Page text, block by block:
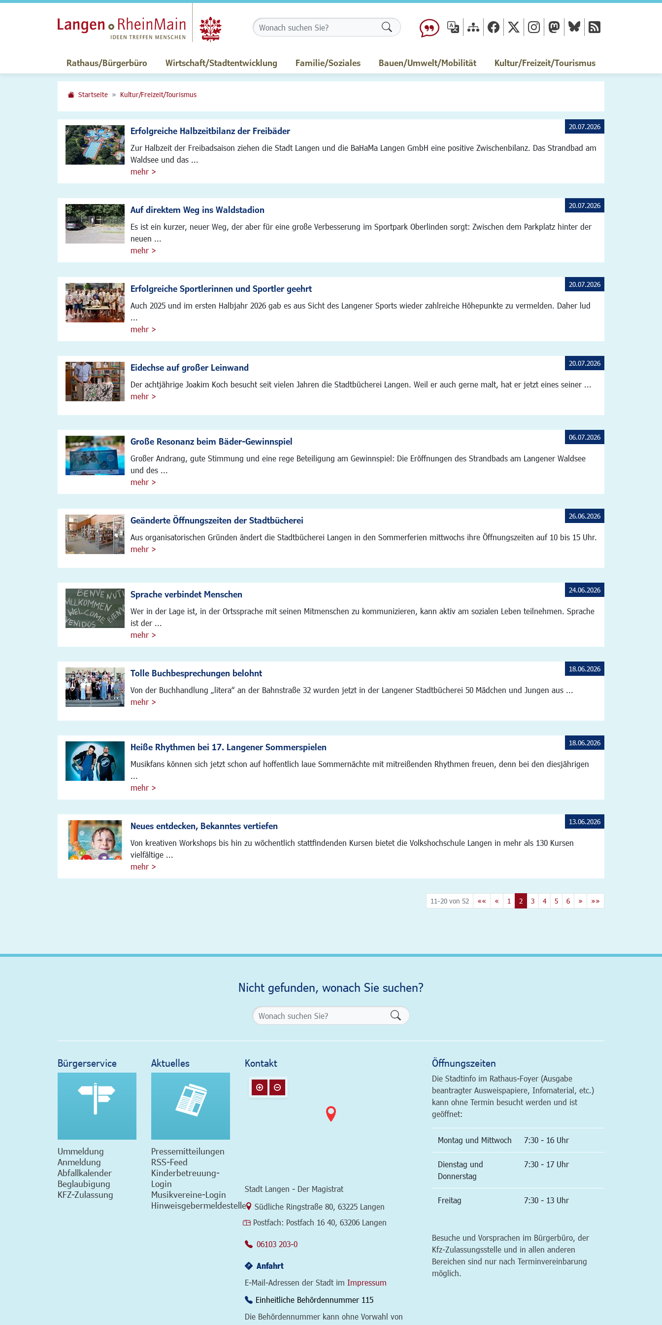
Formularschaltfläche
Rathaus/Bürgerbüro Wirtschaft/Stadtentwicklung Familie/Soziales Bauen/Umwelt/Mobilität Kultur/Freizeit/Tourismus
Startseite Kultur/Freizeit/Tourismus
Erfolgreiche Halbzeitbilanz der Freibäder
Zur Halbzeit der Freibadsaison ziehen die Stadt Langen und die BaHaMa Langen GmbH eine positive Zwischenbilanz. Das Strandbad am
Waldsee und das ...
mehr >
20.07.2026
Auf direktem Weg ins Waldstadion
Es ist ein kurzer, neuer Weg, der aber für eine große Verbesserung im Sportpark Oberlinden sorgt: Zwischen dem Parkplatz hinter der
neuen ...
mehr >
20.07.2026
Erfolgreiche Sportlerinnen und Sportler geehrt
Auch 2025 und im ersten Halbjahr 2026 gab es aus Sicht des Langener Sports wieder zahlreiche Höhepunkte zu vermelden. Daher lud
...
mehr >
20.07.2026
Eidechse auf großer Leinwand
Der achtjährige Joakim Koch besucht seit vielen Jahren die Stadtbücherei Langen. Weil er auch gerne malt, hat er jetzt eines seiner ...
mehr >
20.07.2026
Große Resonanz beim Bäder-Gewinnspiel
Großer Andrang, gute Stimmung und eine rege Beteiligung am Gewinnspiel: Die Eröffnungen des Strandbads am Langener Waldsee
und des ...
mehr >
06.07.2026
Geänderte Öffnungszeiten der Stadtbücherei
Aus organisatorischen Gründen ändert die Stadtbücherei Langen in den Sommerferien mittwochs ihre Öffnungszeiten auf 10 bis 15 Uhr.
mehr >
26.06.2026
Sprache verbindet Menschen
Wer in der Lage ist, in der Ortssprache mit seinen Mitmenschen zu kommunizieren, kann aktiv am sozialen Leben teilnehmen. Sprache
ist der ...
mehr >
24.06.2026
Tolle Buchbesprechungen belohnt
Von der Buchhandlung „litera“ an der Bahnstraße 32 wurden jetzt in der Langener Stadtbücherei 50 Mädchen und Jungen aus ...
mehr >
18.06.2026
Heiße Rhythmen bei 17. Langener Sommerspielen
Musikfans können sich jetzt schon auf hoffentlich laue Sommernächte mit mitreißenden Rhythmen freuen, denn bei den diesjährigen
...
mehr >
18.06.2026
Neues entdecken, Bekanntes vertiefen
Von kreativen Workshops bis hin zu wöchentlich stattfindenden Kursen bietet die Volkshochschule Langen in mehr als 130 Kursen
vielfältige ...
mehr >
13.06.2026
11-20 von 52 «« « 1 2 3 4 5 6 » »»
Nicht gefunden, wonach Sie suchen?
Formularschaltfläche
Bürgerservice
Ummeldung
Anmeldung
Abfallkalender
Beglaubigung
KFZ-Zulassung
Aktuelles
Pressemitteilungen
RSS-Feed
Kinderbetreuung-
Login
Musikvereine-Login
Hinweisgebermeldestelle
Kontakt
Stadt Langen - Der Magistrat
Link zur Google-Maps Navigation
Südliche Ringstraße 80, 63225 Langen
Postfach: Postfach 16 40, 63206 Langen
06103 203-0
Anfahrt
E-Mail-Adressen der Stadt im Impressum
Einheitliche Behördennummer 115
Die Behördennummer kann ohne Vorwahl von
Öffnungszeiten
Die Stadtinfo im Rathaus-Foyer (Ausgabe
beantragter Ausweispapiere, Infomaterial, etc.)
kann ohne Termin besucht werden und ist
geöffnet:
Montag und Mittwoch 7:30 - 16 Uhr
Dienstag und
Donnerstag
7:30 - 17 Uhr
Freitag 7:30 - 13 Uhr
Besuche und Vorsprachen im Bürgerbüro, der
Kfz-Zulassungsstelle und in allen anderen
Bereichen sind nur nach Terminvereinbarung
möglich.